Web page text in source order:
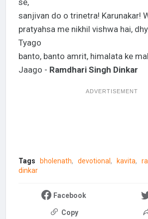
sanjivan do o trinetra! Karunakar!
pratyahsa me nikhil vishwa hai,
Tyago
banto, banto amrit, himalata ke
Jaago - Ramdhari Singh Dinkar
ADVERTISEMENT
Tags bholenath devotional kavita
dinkar
Facebook
Copy